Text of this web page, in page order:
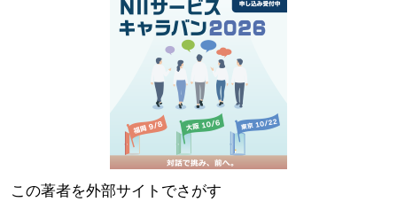
この著者を外部サイトでさがす